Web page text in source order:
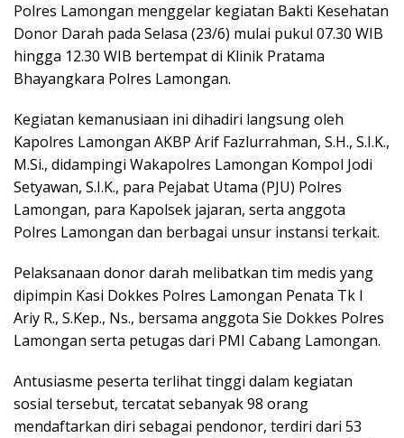
Polres Lamongan menggelar kegiatan Bakti Kesehatan
Donor Darah pada Selasa (23/6) mulai pukul 07.30 WIB
hingga 12.30 WIB bertempat di Klinik Pratama
Bhayangkara Polres Lamongan.
Kegiatan kemanusiaan ini dihadiri langsung oleh
Kapolres Lamongan AKBP Arif Fazlurrahman, S.H., S.I.K.,
M.Si., didampingi Wakapolres Lamongan Kompol Jodi
Setyawan, S.I.K., para Pejabat Utama (PJU) Polres
Lamongan, para Kapolsek jajaran, serta anggota
Polres Lamongan dan berbagai unsur instansi terkait.
Pelaksanaan donor darah melibatkan tim medis yang
dipimpin Kasi Dokkes Polres Lamongan Penata Tk I
Ariy R., S.Kep., Ns., bersama anggota Sie Dokkes Polres
Lamongan serta petugas dari PMI Cabang Lamongan.
Antusiasme peserta terlihat tinggi dalam kegiatan
sosial tersebut, tercatat sebanyak 98 orang
mendaftarkan diri sebagai pendonor, terdiri dari 53